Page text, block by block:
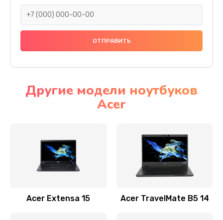
Ремонт подсветки
Настройка BIOS
Замена видеочипа
Заказать
Другие модели ноутбуков
Acer
Acer Extensa 15 Acer TravelMate B5 14